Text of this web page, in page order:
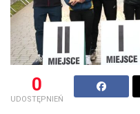
0
UDOSTĘPNIEŃ